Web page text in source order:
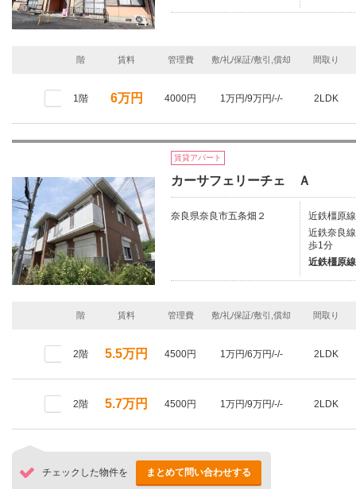
階 賃料 管理費 敷/礼/保証/敷引,償却 間取り
1階 6万円 4000円 1万円/9万円/-/- 2LDK
賃貸アパート
カーサフェリーチェ Ａ
奈良県奈良市五条畑２
近鉄橿原
近鉄奈良
歩1分
近鉄橿原
階 賃料 管理費 敷/礼/保証/敷引,償却 間取り
2階 5.5万円 4500円 1万円/6万円/-/- 2LDK
2階 5.7万円 4500円 1万円/9万円/-/- 2LDK
チェックした物件を まとめて問い合わせする